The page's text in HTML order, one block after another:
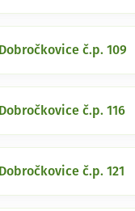
Dobročkovice č.p. 109
Dobročkovice č.p. 116
Dobročkovice č.p. 121